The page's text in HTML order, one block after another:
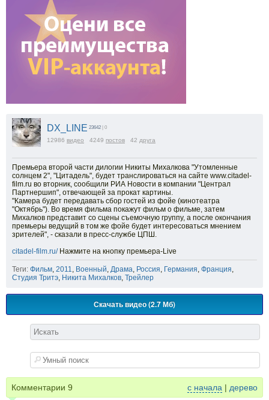
DX_LINE 23642 | 0
12986 видео 4249 постов 42 друга
Премьера второй части дилогии Никиты Михалкова "Утомленные
солнцем 2", "Цитадель", будет транслироваться на сайте www.citadel-
film.ru во вторник, сообщили РИА Новости в компании "Централ
Партнершип", отвечающей за прокат картины.
"Камера будет передавать сбор гостей из фойе (кинотеатра
"Октябрь"). Во время фильма покажут фильм о фильме, затем
Михалков представит со сцены съемочную группу, а после окончания
премьеры ведущий в том же фойе будет интересоваться мнением
зрителей", - сказали в пресс-службе ЦПШ.
citadel-film.ru/Нажмите на кнопку премьера-Live
Теги: Фильм, 2011, Военный, Драма, Россия, Германия, Франция,
Студия Тритэ, Никита Михалков, Трейлер
Скачать видео (2.7 Мб)
Комментарии 9 с начала | дерево